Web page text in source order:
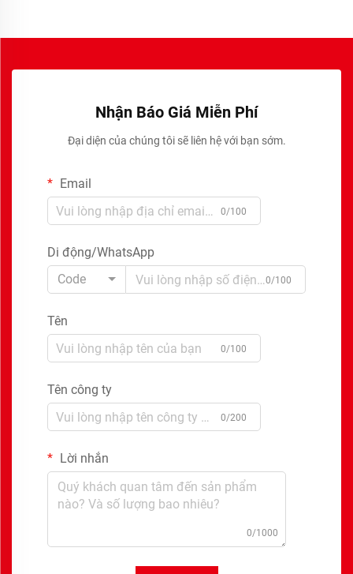
Nhận Báo Giá Miễn Phí
Đại diện của chúng tôi sẽ liên hệ với bạn sớm.
Email
0/100
Di động/WhatsApp
Code
0/100
Tên
0/100
Tên công ty
0/200
Lời nhắn
0/1000